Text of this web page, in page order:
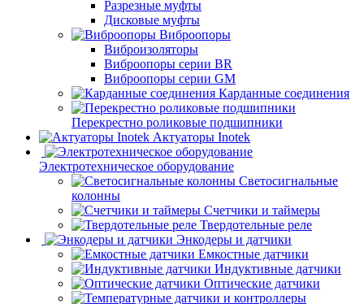
Разрезные муфты
Дисковые муфты
Виброопоры
Виброизоляторы
Виброопоры серии BR
Виброопоры серии GM
Карданные соединения
Перекрестно роликовые подшипники
Актуаторы Inotek
Электротехническое оборудование
Светосигнальные
колонны
Счетчики и таймеры
Твердотельные реле
Энкодеры и датчики
Емкостные датчики
Индуктивные датчики
Оптические датчики